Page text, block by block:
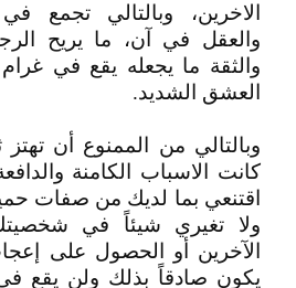
الاخرين، وبالتالي تجمع
والعقل في آن، ما يريح
والثقة ما يجعله يقع في
العشق الشديد.
وبالتالي من الممنوع أن
كانت الاسباب الكامنة
اقتنعي بما لديك من صفات
ولا تغيري شيئاً في
الآخرين أو الحصول على
يكون صادقاً بذلك ولن يقع